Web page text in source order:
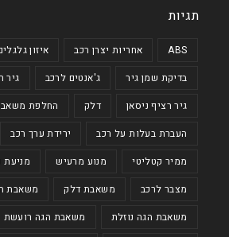
תגיות
ABS אחריות יצרן רכב
איזון
בדיקת שמן גיר
ג'אנטים לרכב גיר
גיר רציף ניסאן
דלק
החלפת
העברת בעלות על רכב
ירידת ערך רכב
ממיר קטליטי
מנוע מרעיש
מניעת
מצבר לרכב
משאבת דלק
משאבת
משאבת הגה נוזלת
משאבת הגה רועשת